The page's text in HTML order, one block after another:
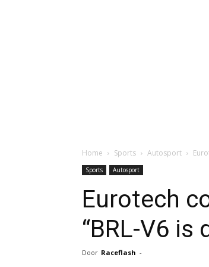
Home Sports Autosport
Sports Autosport
Eurotech
“BRL-V6 is
Door Raceflash -